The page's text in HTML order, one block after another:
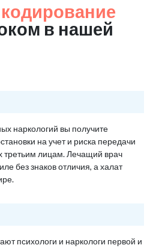
в нашей
наркологий вы получите
на учет и риска передачи
лицам. Лечащий врач
без знаков отличия, а халат
психологи и наркологи первой и